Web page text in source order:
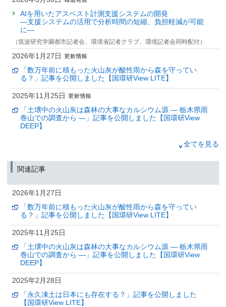
AIを用いたアスベスト計測支援システムの開発
—支援システムの活用で分析時間の短縮、負担軽減が可能
に—
（筑波研究学園都市記者会、環境省記者クラブ、環境記者会同時配付）
2026年1月27日
「数万年前に積もった火山灰が酸性雨から森を守ってい
る？」記事を公開しました【国環研View LITE】
2025年11月25日
「土壌中の火山灰は森林の大事なカルシウム源 — 栃木県雨
巻山での調査から —」記事を公開しました【国環研View
DEEP】
ミュレーションで生物多様性モニタリングを効率化—
2025年2月28日
「永久凍土は日本にも存在する？」記事を公開しました
【国環研View LITE】
2024年10月30日
「生態毒性調査・研究を支える水生生物の飼育と分譲」記
事を公開しました【国環研View DEEP】
2024年10月22日
生物間の関係性の「変わりやすさ」が、農薬かく乱に
対する生物密度の安定性に影響することを実験的に解明
全てを見る
関連記事
2026年1月27日
「数万年前に積もった火山灰が酸性雨から森を守ってい
る？」記事を公開しました【国環研View LITE】
2025年11月25日
「土壌中の火山灰は森林の大事なカルシウム源 — 栃木県雨
巻山での調査から —」記事を公開しました【国環研View
DEEP】
2025年2月28日
「永久凍土は日本にも存在する？」記事を公開しました
【国環研View LITE】